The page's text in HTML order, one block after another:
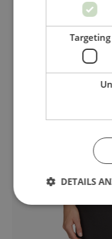
Targeting
DETAILS